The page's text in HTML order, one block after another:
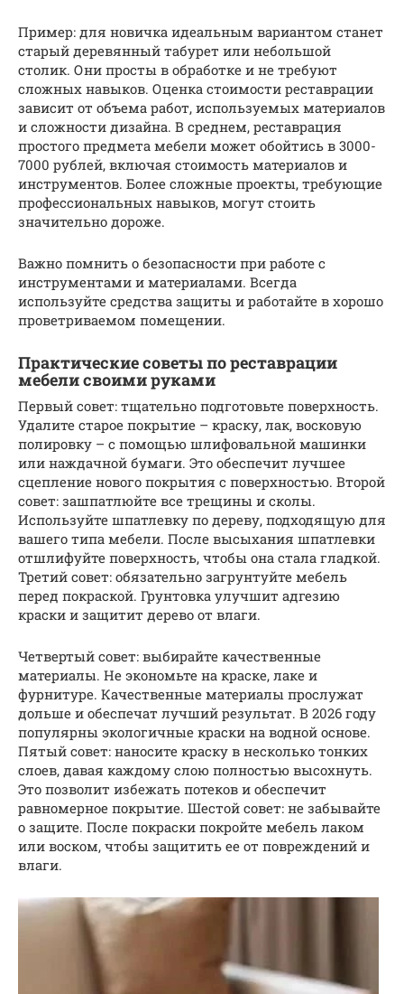
Пример: для новичка идеальным вариантом станет
старый деревянный табурет или небольшой
столик. Они просты в обработке и не требуют
сложных навыков. Оценка стоимости реставрации
зависит от объема работ, используемых материалов
и сложности дизайна. В среднем, реставрация
простого предмета мебели может обойтись в 3000-
7000 рублей, включая стоимость материалов и
инструментов. Более сложные проекты, требующие
профессиональных навыков, могут стоить
значительно дороже.
Важно помнить о безопасности при работе с
инструментами и материалами. Всегда
используйте средства защиты и работайте в хорошо
проветриваемом помещении.
Практические советы по реставрации
мебели своими руками
Первый совет: тщательно подготовьте поверхность.
Удалите старое покрытие – краску, лак, восковую
полировку – с помощью шлифовальной машинки
или наждачной бумаги. Это обеспечит лучшее
сцепление нового покрытия с поверхностью. Второй
совет: зашпатлюйте все трещины и сколы.
Используйте шпатлевку по дереву, подходящую для
вашего типа мебели. После высыхания шпатлевки
отшлифуйте поверхность, чтобы она стала гладкой.
Третий совет: обязательно загрунтуйте мебель
перед покраской. Грунтовка улучшит адгезию
краски и защитит дерево от влаги.
Четвертый совет: выбирайте качественные
материалы. Не экономьте на краске, лаке и
фурнитуре. Качественные материалы прослужат
дольше и обеспечат лучший результат. В 2026 году
популярны экологичные краски на водной основе.
Пятый совет: наносите краску в несколько тонких
слоев, давая каждому слою полностью высохнуть.
Это позволит избежать потеков и обеспечит
равномерное покрытие. Шестой совет: не забывайте
о защите. После покраски покройте мебель лаком
или воском, чтобы защитить ее от повреждений и
влаги.